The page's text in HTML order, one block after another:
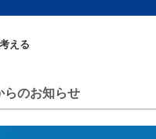
える
らのお知らせ